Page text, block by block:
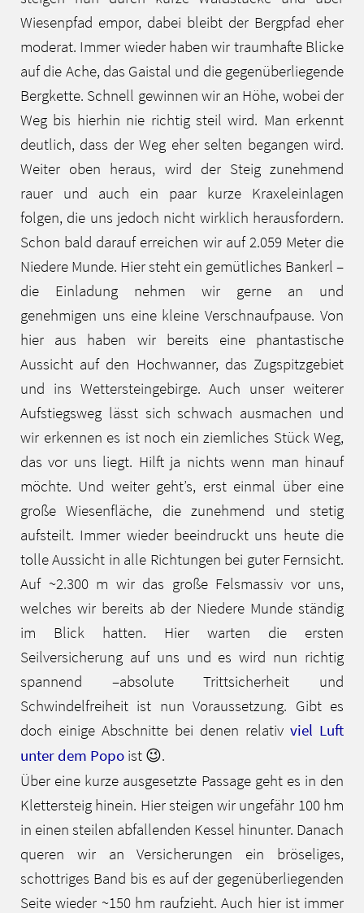
Wiesenpfad empor, dabei bleibt der Bergpfad eher
moderat. Immer wieder haben wir traumhafte Blicke
auf die Ache, das Gaistal und die gegenüberliegende
Bergkette. Schnell gewinnen wir an Höhe, wobei der
Weg bis hierhin nie richtig steil wird. Man erkennt
deutlich, dass der Weg eher selten begangen wird.
Weiter oben heraus, wird der Steig zunehmend
rauer und auch ein paar kurze Kraxeleinlagen
folgen, die uns jedoch nicht wirklich herausfordern.
Schon bald darauf erreichen wir auf 2.059 Meter die
Niedere Munde. Hier steht ein gemütliches Bankerl –
die Einladung nehmen wir gerne an und
genehmigen uns eine kleine Verschnaufpause. Von
hier aus haben wir bereits eine phantastische
Aussicht auf den Hochwanner, das Zugspitzgebiet
und ins Wettersteingebirge. Auch unser weiterer
Aufstiegsweg lässt sich schwach ausmachen und
wir erkennen es ist noch ein ziemliches Stück Weg,
das vor uns liegt. Hilft ja nichts wenn man hinauf
möchte. Und weiter geht’s, erst einmal über eine
große Wiesenfläche, die zunehmend und stetig
aufsteilt. Immer wieder beeindruckt uns heute die
tolle Aussicht in alle Richtungen bei guter Fernsicht.
Auf ~2.300 m wir das große Felsmassiv vor uns,
welches wir bereits ab der Niedere Munde ständig
im Blick hatten. Hier warten die ersten
Seilversicherung auf uns und es wird nun richtig
spannend –absolute Trittsicherheit und
Schwindelfreiheit ist nun Voraussetzung. Gibt es
doch einige Abschnitte bei denen relativ viel Luft
unter dem Popo ist 😉.
Über eine kurze ausgesetzte Passage geht es in den
Klettersteig hinein. Hier steigen wir ungefähr 100 hm
in einen steilen abfallenden Kessel hinunter. Danach
queren wir an Versicherungen ein bröseliges,
schottriges Band bis es auf der gegenüberliegenden
Seite wieder ~150 hm raufzieht. Auch hier ist immer